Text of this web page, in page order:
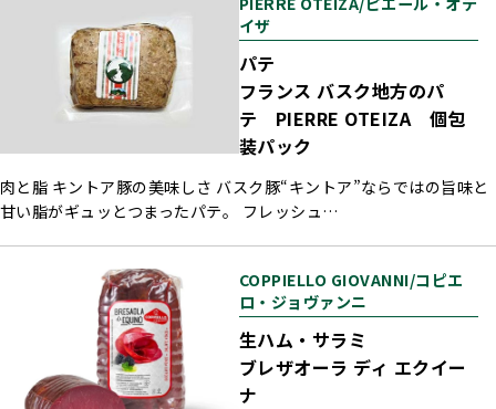
イザ
パテ
フランス バスク地方のパ
テ PIERRE OTEIZA 個包
装パック
肉と脂 キントア豚の美味しさ バスク豚“キントア”ならではの旨味と
甘い脂がギュッとつまったパテ。 フレッシュ…
COPPIELLO GIOVANNI/コピエ
ロ・ジョヴァンニ
生ハム・サラミ
ブレザオーラ ディ エクイー
ナ